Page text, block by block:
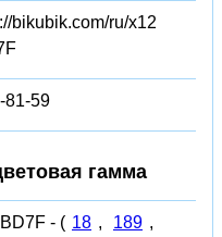
bikubik.com/ru/x12
81-59
гамма
- ( 18 , 189 ,